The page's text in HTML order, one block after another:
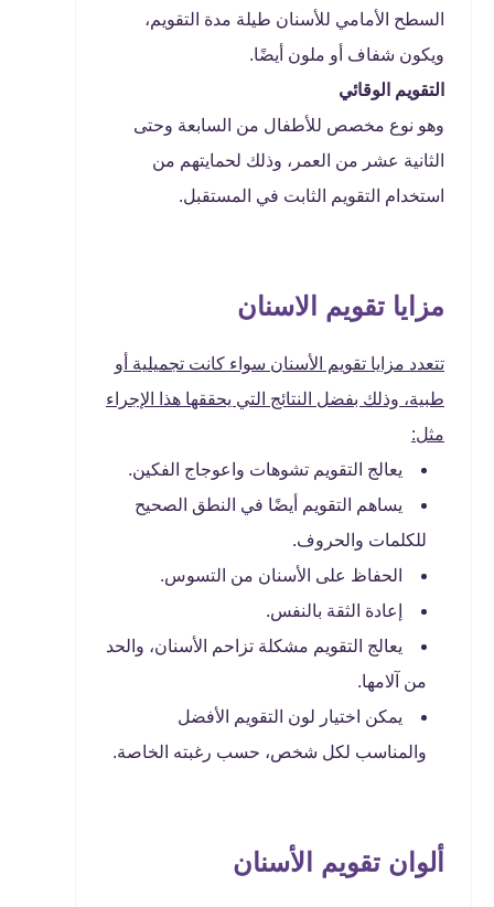
السطح الأمامي للأسنان طيلة مدة التقويم،
ويكون شفاف أو ملون أيضًا.
التقويم الوقائي
وهو نوع مخصص للأطفال من السابعة وحتى
الثانية عشر من العمر، وذلك لحمايتهم من
استخدام التقويم الثابت في المستقبل.
مزايا تقويم الاسنان
تتعدد مزايا تقويم الأسنان سواء كانت تجميلية أو
طبية، وذلك بفضل النتائج التي يحققها هذا الإجراء
مثل:
يعالج التقويم تشوهات واعوجاج الفكين.
يساهم التقويم أيضًا في النطق الصحيح
للكلمات والحروف.
الحفاظ على الأسنان من التسوس.
إعادة الثقة بالنفس.
يعالج التقويم مشكلة تزاحم الأسنان، والحد
من آلامها.
يمكن اختيار لون التقويم الأفضل
والمناسب لكل شخص، حسب رغبته الخاصة.
ألوان تقويم الأسنان